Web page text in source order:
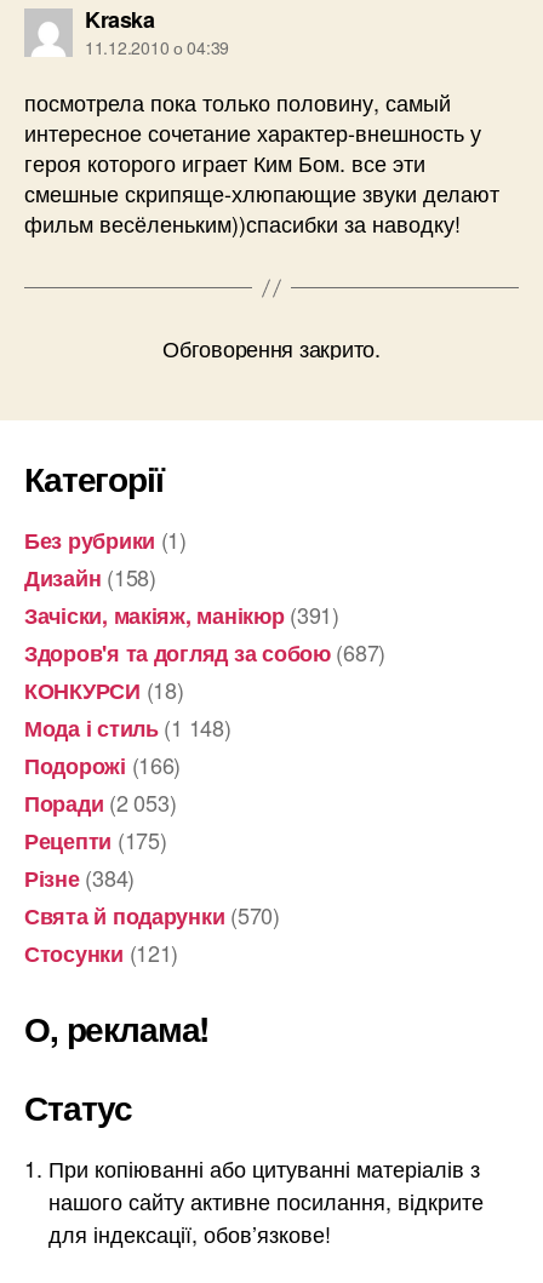
Kraskaговорить:
11.12.2010 о 04:39
посмотрела пока только половину, самый
интересное сочетание характер-внешность у
героя которого играет Ким Бом. все эти
смешные скрипяще-хлюпающие звуки делают
фильм весёленьким))спасибки за наводку!
Обговорення закрито.
Категорії
Без рубрики (1)
Дизайн (158)
Зачіски, макіяж, манікюр(391)
Здоров'я та догляд за собою(687)
КОНКУРСИ (18)
Мода і стиль(1 148)
Подорожі (166)
Поради (2 053)
Рецепти (175)
Різне(384)
Свята й подарунки (570)
Стосунки (121)
О, реклама!
Статус
При копіюванні або цитуванні матеріалів з
нашого сайту активне посилання, відкрите
для індексації, обов’язкове!